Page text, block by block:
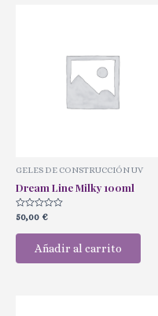
GELES DE CONSTRUCCIÓN UV
Dream Line Milky 100ml
Valorado
con
0
50,00 €
Añadir al carrito